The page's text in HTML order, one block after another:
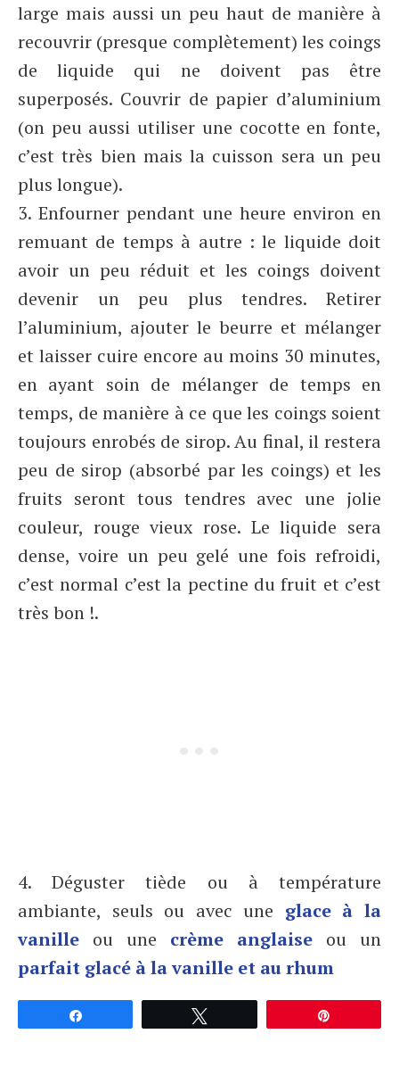
large mais aussi un peu haut de manière à
recouvrir (presque complètement) les coings
de liquide qui ne doivent pas être
superposés. Couvrir de papier d’aluminium
(on peu aussi utiliser une cocotte en fonte,
c’est très bien mais la cuisson sera un peu
plus longue).
3. Enfourner pendant une heure environ en
remuant de temps à autre : le liquide doit
avoir un peu réduit et les coings doivent
devenir un peu plus tendres. Retirer
l’aluminium, ajouter le beurre et mélanger
et laisser cuire encore au moins 30 minutes,
en ayant soin de mélanger de temps en
temps, de manière à ce que les coings soient
toujours enrobés de sirop. Au final, il restera
peu de sirop (absorbé par les coings) et les
fruits seront tous tendres avec une jolie
couleur, rouge vieux rose. Le liquide sera
dense, voire un peu gelé une fois refroidi,
c’est normal c’est la pectine du fruit et c’est
très bon !.
4. Déguster tiède ou à température
ambiante, seuls ou avec une glace à la
vanille ou une crème anglaise ou un
parfait glacé à la vanille et au rhum